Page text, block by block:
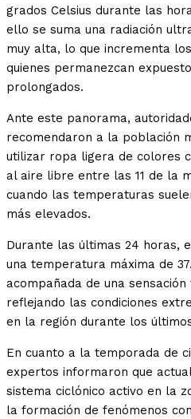
grados Celsius durante las
ello se suma una radiación
muy alta, lo que incrementa
quienes permanezcan
prolongados.
Ante este panorama,
recomendaron a la población
utilizar ropa ligera de colores
al aire libre entre las 11 de la
cuando las temperaturas
más elevados.
Durante las últimas 24 horas,
una temperatura máxima de
acompañada de una
reflejando las condiciones
en la región durante los
En cuanto a la temporada de
expertos informaron que
sistema ciclónico activo en la
la formación de fenómenos